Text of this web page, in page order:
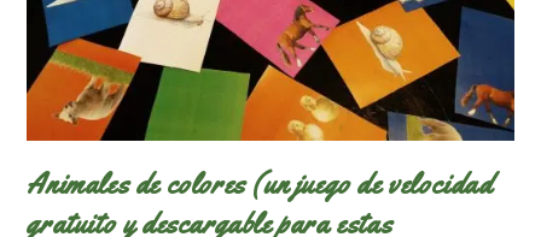
Animales de colores (un juego de velocidad
gratuito y descargable para estas